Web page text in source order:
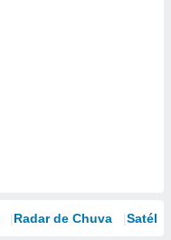
Radar de Chuva